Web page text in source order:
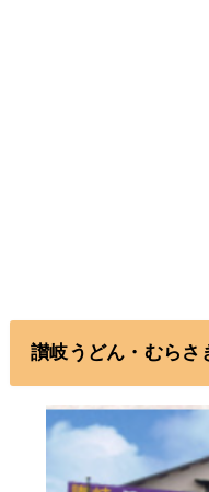
讃岐うどん・むらさ